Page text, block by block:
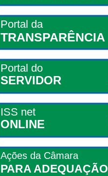
Portal da
TRANSPARÊNCIA
Portal do
SERVIDOR
ISS net
ONLINE
Ações da Câmara
PARA ADEQUAÇÃO